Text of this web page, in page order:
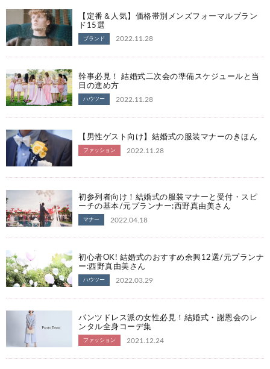
【定番＆人気】価格帯別メンズフォーマルブラン
ド15選
ブランド 2022.11.28
幹事必見！ 結婚式二次会の準備スケジュールと当
日の進め方
ハウツー 2022.11.28
【男性ゲスト向け】結婚式の服装マナーのきほん
ファッション 2022.11.28
初参列者向け！結婚式の服装マナーと受付・スピ
ーチの基本/元プランナー:西野真由美さん
マナー 2022.04.18
初心者OK! 結婚式のおすすめ余興12選/元プランナ
ー:西野真由美さん
ハウツー 2022.03.29
パンツドレス派の女性必見！結婚式・謝恩会のレ
ンタル全身コーデ集
ファッション 2021.12.24